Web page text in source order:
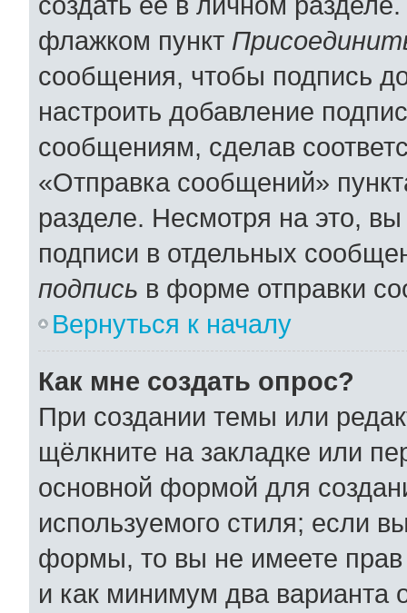
флажком пункт
сообщения, чтобы подпись
настроить добавление
сообщениям, сделав
«Отправка сообщений»
разделе. Несмотря на это,
подписи в отдельных
подпись в форме отправки
Вернуться к началу
Как мне создать опрос?
При создании темы или
щёлкните на закладке или
основной формой для
используемого стиля; если
формы, то вы не имеете прав
и как минимум два варианта